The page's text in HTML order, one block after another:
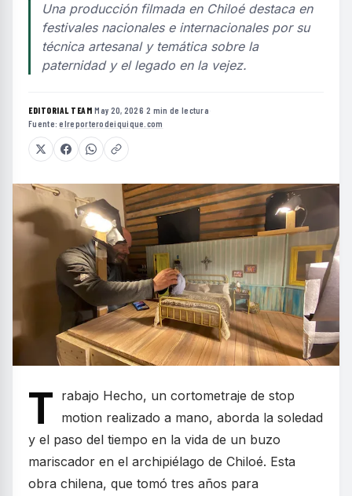
Una producción filmada en Chiloé destaca en
festivales nacionales e internacionales por su
técnica artesanal y temática sobre la
paternidad y el legado en la vejez.
EDITORIAL TEAM·May 20, 2026·2 min de lectura·
Fuente:elreporterodeiquique.com
T rabajo Hecho, un cortometraje de stop
motion realizado a mano, aborda la soledad
y el paso del tiempo en la vida de un buzo
mariscador en el archipiélago de Chiloé. Esta
obra chilena, que tomó tres años para